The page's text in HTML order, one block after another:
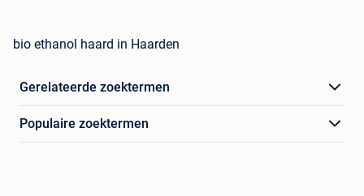
bio ethanol haard in Haarden
Gerelateerde zoektermen
Populaire zoektermen